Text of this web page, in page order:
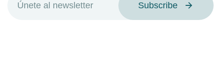
Subscribe